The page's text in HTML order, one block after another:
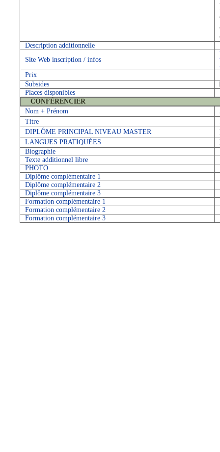
Description additionnelle
Site Web inscription / infos
Prix
Subsides
Places disponibles
CONFÉRENCIER
Nom + Prénom
Titre
DIPLÔME PRINCIPAL NIVEAU MASTER
LANGUES PRATIQUÉES
Biographie
Texte additionnel libre
PHOTO
Diplôme complémentaire 1
Diplôme complémentaire 2
Diplôme complémentaire 3
Formation complémentaire 1
Formation complémentaire 2
Formation complémentaire 3